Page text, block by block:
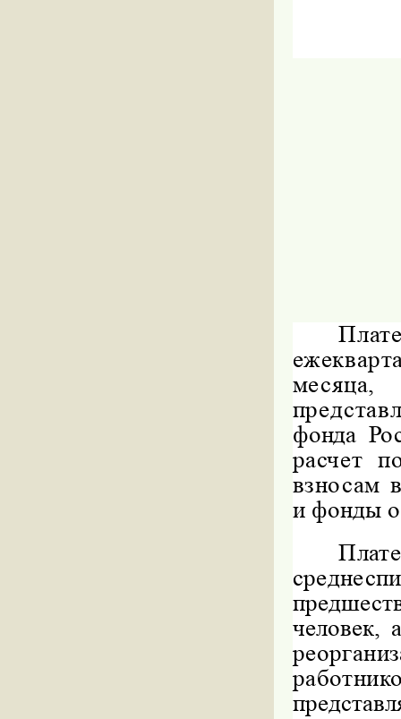
месяца,
фонда
расчет
взносам
и фонды
человек,